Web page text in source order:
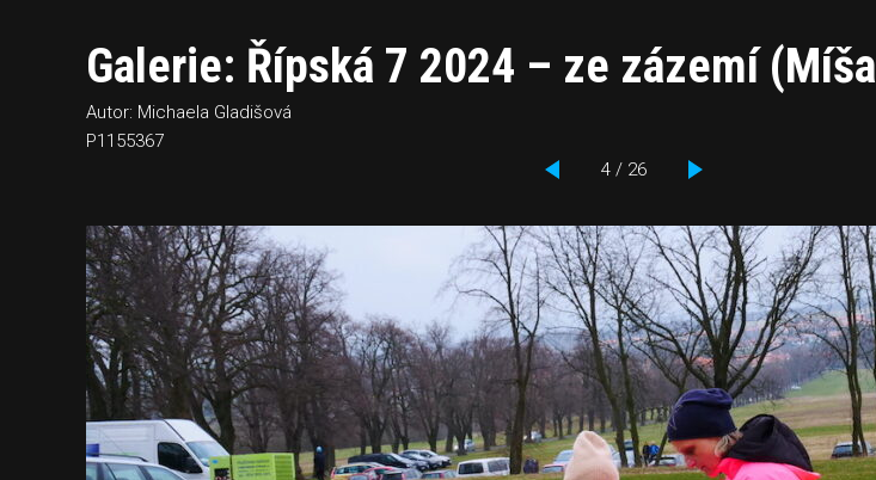
Galerie: Řípská 7 2024 – ze zázemí (Míša
Autor: Michaela Gladišová
P1155367
4 / 26